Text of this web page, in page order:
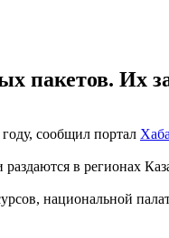
пакетов. Их
сообщил портал
в регионах
национальной